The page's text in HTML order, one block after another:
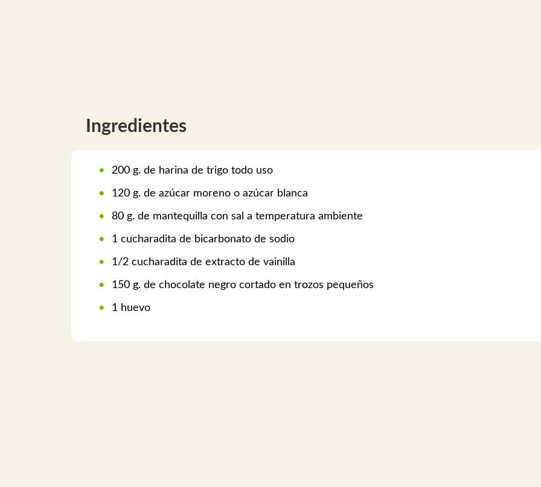
Ingredientes
200 g. de harina de trigo todo uso
120 g. de azúcar moreno o azúcar blanca
80 g. de mantequilla con sal a temperatura ambiente
1 cucharadita de bicarbonato de sodio
1/2 cucharadita de extracto de vainilla
150 g. de chocolate negro cortado en trozos pequeños
1 huevo